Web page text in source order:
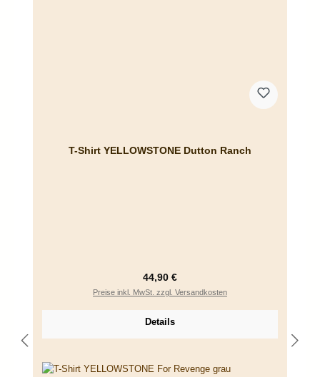
T-Shirt YELLOWSTONE Dutton Ranch
Regulärer Preis:
44,90 €
Preise inkl. MwSt. zzgl. Versandkosten
Details